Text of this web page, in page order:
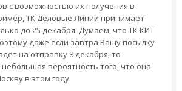
с возможностью их получения в
ТК Деловые Линии принимает
до 25 декабря. Думаем, что ТК КИТ
даже если завтра Вашу посылку
на отправку 8 декабря, то
вероятность того, что она
в этом году.